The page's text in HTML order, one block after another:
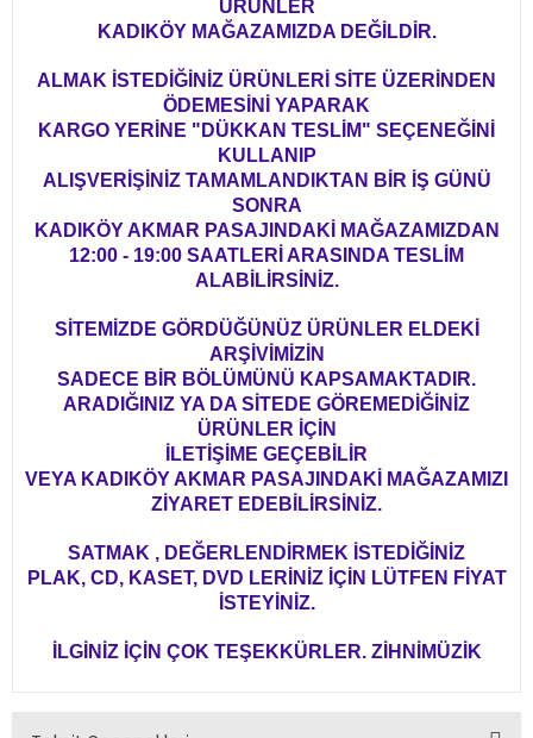
ÜRÜNLER
KADIKÖY MAĞAZAMIZDA DEĞİLDİR.
ALMAK İSTEDİĞİNİZ ÜRÜNLERİ SİTE ÜZERİNDEN
ÖDEMESİNİ YAPARAK
KARGO YERİNE "DÜKKAN TESLİM" SEÇENEĞİNİ
KULLANIP
ALIŞVERİŞİNİZ TAMAMLANDIKTAN BİR İŞ GÜNÜ
SONRA
KADIKÖY AKMAR PASAJINDAKİ MAĞAZAMIZDAN
12:00 - 19:00 SAATLERİ ARASINDA TESLİM
ALABİLİRSİNİZ.
SİTEMİZDE GÖRDÜĞÜNÜZ ÜRÜNLER ELDEKİ
ARŞİVİMİZİN
SADECE BİR BÖLÜMÜNÜ KAPSAMAKTADIR.
ARADIĞINIZ YA DA SİTEDE GÖREMEDİĞİNİZ
ÜRÜNLER İÇİN
İLETİŞİME GEÇEBİLİR
VEYA KADIKÖY AKMAR PASAJINDAKİ MAĞAZAMIZI
ZİYARET EDEBİLİRSİNİZ.
SATMAK , DEĞERLENDİRMEK İSTEDİĞİNİZ
PLAK, CD, KASET, DVD LERİNİZ İÇİN LÜTFEN FİYAT
İSTEYİNİZ.
İLGİNİZ İÇİN ÇOK TEŞEKKÜRLER. ZİHNİMÜZİK